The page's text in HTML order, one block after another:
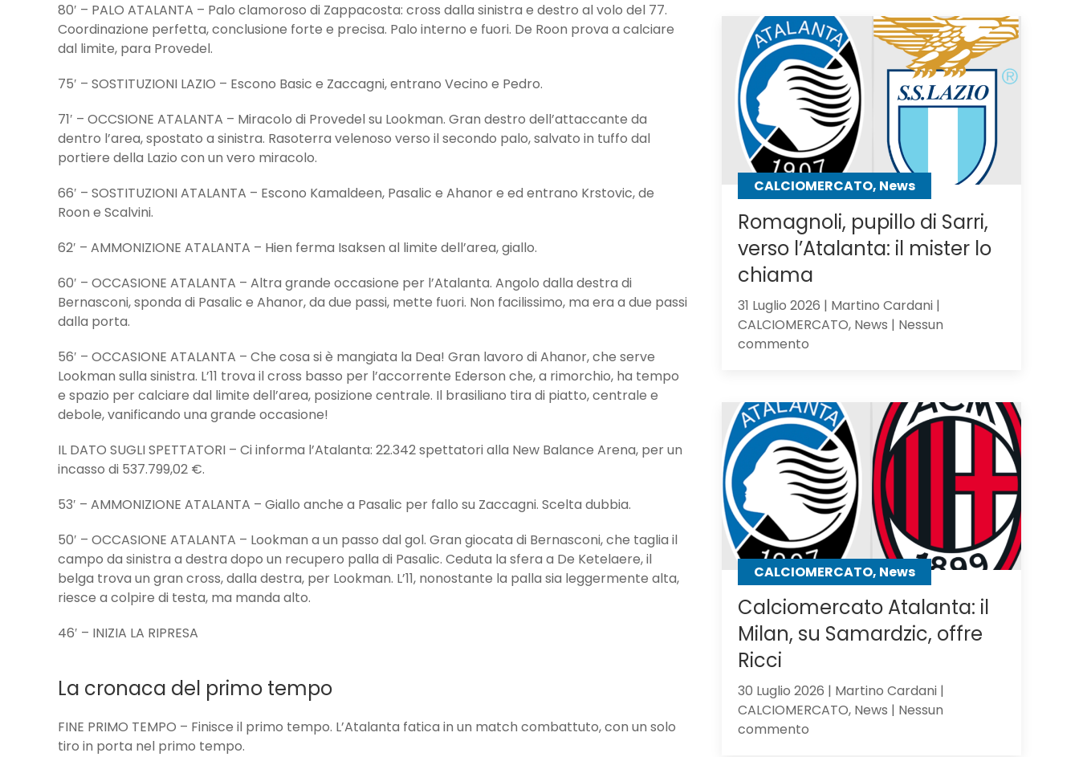
80′ – PALO ATALANTA – Palo clamoroso di Zappacosta: cross dalla sinistra e destro al volo del 77.
Coordinazione perfetta, conclusione forte e precisa. Palo interno e fuori. De Roon prova a calciare
dal limite, para Provedel.
75′ – SOSTITUZIONI LAZIO – Escono Basic e Zaccagni, entrano Vecino e Pedro.
71′ – OCCSIONE ATALANTA – Miracolo di Provedel su Lookman. Gran destro dell’attaccante da
dentro l’area, spostato a sinistra. Rasoterra velenoso verso il secondo palo, salvato in tuffo dal
portiere della Lazio con un vero miracolo.
66′ – SOSTITUZIONI ATALANTA – Escono Kamaldeen, Pasalic e Ahanor e ed entrano Krstovic, de
Roon e Scalvini.
62′ – AMMONIZIONE ATALANTA – Hien ferma Isaksen al limite dell’area, giallo.
60′ – OCCASIONE ATALANTA – Altra grande occasione per l’Atalanta. Angolo dalla destra di
Bernasconi, sponda di Pasalic e Ahanor, da due passi, mette fuori. Non facilissimo, ma era a due passi
dalla porta.
56′ – OCCASIONE ATALANTA – Che cosa si è mangiata la Dea! Gran lavoro di Ahanor, che serve
Lookman sulla sinistra. L’11 trova il cross basso per l’accorrente Ederson che, a rimorchio, ha tempo
e spazio per calciare dal limite dell’area, posizione centrale. Il brasiliano tira di piatto, centrale e
debole, vanificando una grande occasione!
IL DATO SUGLI SPETTATORI – Ci informa l’Atalanta: 22.342 spettatori alla New Balance Arena, per un
incasso di 537.799,02 €.
53′ – AMMONIZIONE ATALANTA – Giallo anche a Pasalic per fallo su Zaccagni. Scelta dubbia.
50′ – OCCASIONE ATALANTA – Lookman a un passo dal gol. Gran giocata di Bernasconi, che taglia il
campo da sinistra a destra dopo un recupero palla di Pasalic. Ceduta la sfera a De Ketelaere, il
belga trova un gran cross, dalla destra, per Lookman. L’11, nonostante la palla sia leggermente alta,
riesce a colpire di testa, ma manda alto.
46′ – INIZIA LA RIPRESA
La cronaca del primo tempo
FINE PRIMO TEMPO – Finisce il primo tempo. L’Atalanta fatica in un match combattuto, con un solo
tiro in porta nel primo tempo.
El
Bilal
resta
in
uscita:
Parma
un
passo
CALCIOMERCATO, News
Romagnoli, pupillo di Sarri,
verso l’Atalanta: il mister lo
chiama
31 Luglio 2026 | Martino Cardani |
CALCIOMERCATO, News | Nessun
commentosu
di
Sarri,
verso
l’Atalanta:
il
mister
lo
chiama
CALCIOMERCATO, News
Calciomercato Atalanta: il
Milan, su Samardzic, offre
Ricci
30 Luglio 2026 | Martino Cardani |
CALCIOMERCATO, News | Nessun
commentosu